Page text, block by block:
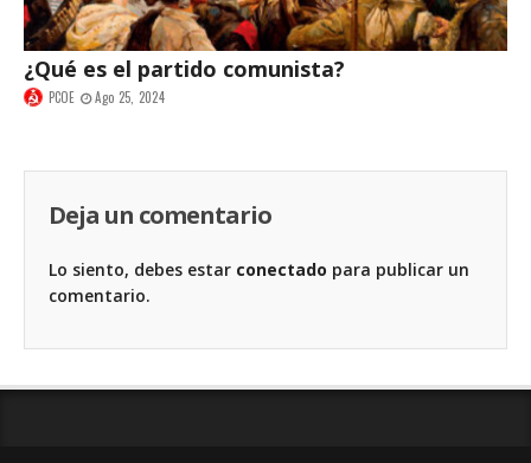
¿Qué es el partido comunista?
PCOE Ago 25, 2024
Deja un comentario
Lo siento, debes estar conectado para publicar un
comentario.